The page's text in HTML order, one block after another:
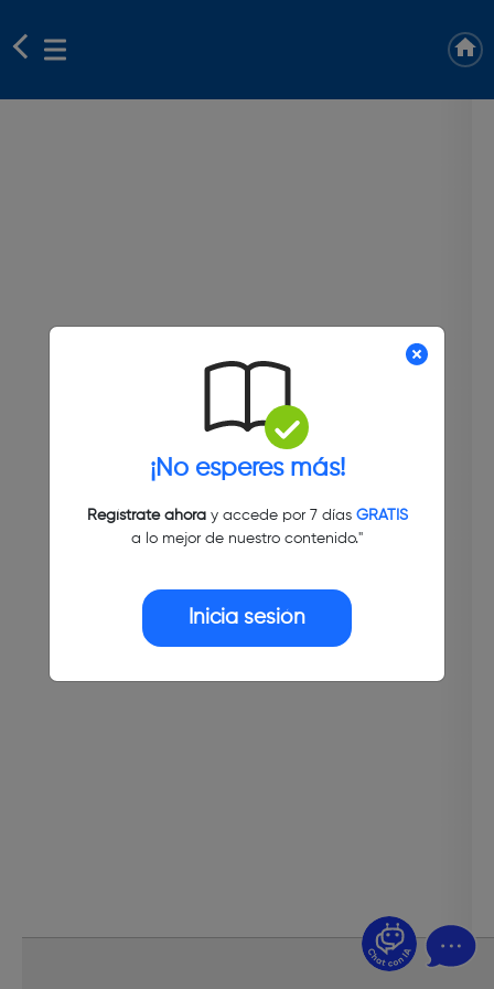
¡No esperes más!
Regístrate ahoray accede por 7 días GRATIS
a lo mejor de nuestro contenido."
Inicia sesión